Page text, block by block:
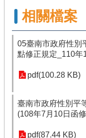
相關檔案
05臺南市政府性別
點修正規定_110年
pdf(100.28 KB)
臺南市政府性別平
(108年7月10日函
pdf(87.44 KB)